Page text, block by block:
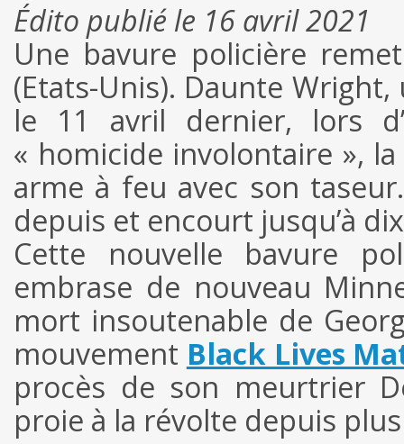
Édito publié le 16 avril 2021
Une bavure policière
(Etats-Unis). Daunte
le 11 avril dernier, lors
« homicide involontaire »,
arme à feu avec son
depuis et encourt jusqu’à
Cette nouvelle bavure
embrase de nouveau
mort insoutenable de
mouvement Black Lives
procès de son meurtrier
proie à la révolte depuis